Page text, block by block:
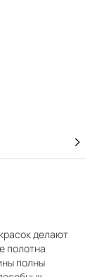
делают
полотна
полны